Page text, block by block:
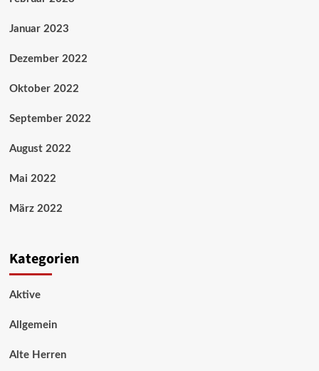
Januar 2023
Dezember 2022
Oktober 2022
September 2022
August 2022
Mai 2022
März 2022
Kategorien
Aktive
Allgemein
Alte Herren